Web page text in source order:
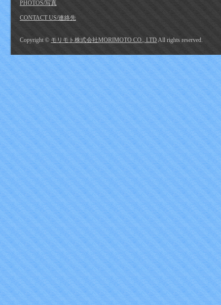
PHOTOS/写真
CONTACT US/連絡先
Copyright © モリモト株式会社MORIMOTO CO., LTDAll rights reserved.